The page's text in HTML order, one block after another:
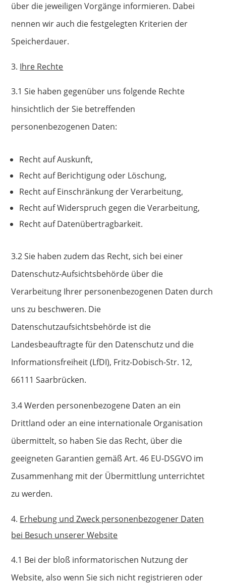
über die jeweiligen Vorgänge informieren. Dabei
nennen wir auch die festgelegten Kriterien der
Speicherdauer.
Ihre Rechte
3.1 Sie haben gegenüber uns folgende Rechte
hinsichtlich der Sie betreffenden
personenbezogenen Daten:
Recht auf Auskunft,
Recht auf Berichtigung oder Löschung,
Recht auf Einschränkung der Verarbeitung,
Recht auf Widerspruch gegen die Verarbeitung,
Recht auf Datenübertragbarkeit.
3.2 Sie haben zudem das Recht, sich bei einer
Datenschutz-Aufsichtsbehörde über die
Verarbeitung Ihrer personenbezogenen Daten durch
uns zu beschweren. Die
Datenschutzaufsichtsbehörde ist die
Landesbeauftragte für den Datenschutz und die
Informationsfreiheit (LfDI), Fritz-Dobisch-Str. 12,
66111 Saarbrücken.
3.4 Werden personenbezogene Daten an ein
Drittland oder an eine internationale Organisation
übermittelt, so haben Sie das Recht, über die
geeigneten Garantien gemäß Art. 46 EU-DSGVO im
Zusammenhang mit der Übermittlung unterrichtet
zu werden.
Erhebung und Zweck personenbezogener Daten
bei Besuch unserer Website
4.1 Bei der bloß informatorischen Nutzung der
Website, also wenn Sie sich nicht registrieren oder